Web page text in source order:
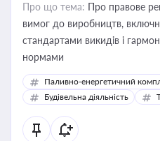
Про що тема: Про правове
вимог до виробництв,
стандартами викидів і
нормами
Паливно-енергетичний
Будівельна діяльність